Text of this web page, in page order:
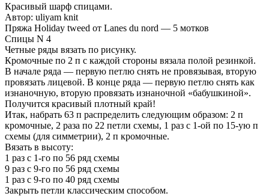
Красивый шарф спицами.
Автор: uliyam knit
Пряжа Holiday tweed от Lanes du nord — 5 мотков
Спицы N 4
Четные ряды вязать по рисунку.
Кромочные по 2 п с каждой стороны вязала полой резинкой.
В начале ряда — первую петлю снять не провязывая, вторую
провязать лицевой. В конце ряда — первую петлю снять как
изнаночную, вторую провязать изнаночной «бабушкиной».
Получится красивый плотный край!
Итак, набрать 63 п распределить следующим образом: 2 п
кромочные, 2 раза по 22 петли схемы, 1 раз с 1-ой по 15-ую п
схемы (для симметрии), 2 п кромочные.
Вязать в высоту:
1 раз с 1-го по 56 ряд схемы
9 раз с 9-го по 56 ряд схемы
1 раз с 9-го по 40 ряд схемы
Закрыть петли классическим способом.